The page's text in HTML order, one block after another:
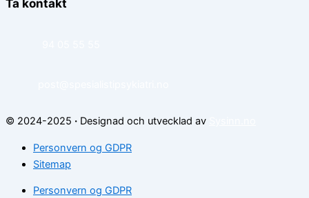
Ta kontakt
© 2024-2025 · Designad och utvecklad av
Personvern og GDPR
Sitemap
Personvern og GDPR